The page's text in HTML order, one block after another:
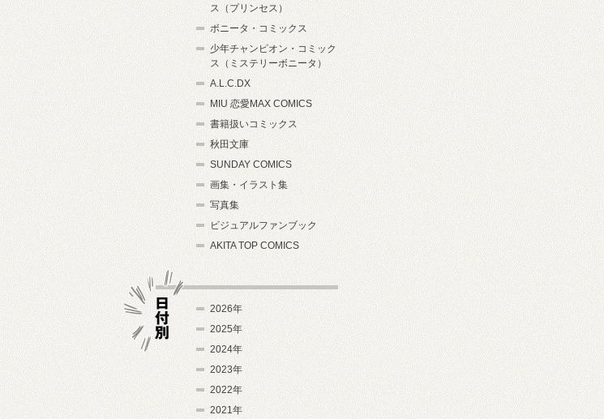
ス（プリンセス）
ボニータ・コミックス
少年チャンピオン・コミック
ス（ミステリーボニータ）
A.L.C.DX
MIU 恋愛MAX COMICS
書籍扱いコミックス
秋田文庫
SUNDAY COMICS
画集・イラスト集
写真集
ビジュアルファンブック
AKITA TOP COMICS
2026年
2025年
2024年
2023年
2022年
2021年